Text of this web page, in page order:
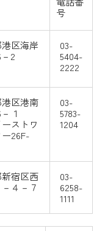
号
区海岸
－2
03-
5404-
2222
区港南
１
ストワ
26F-
03-
5783-
1204
宿区西
４－７
03-
6258-
1111